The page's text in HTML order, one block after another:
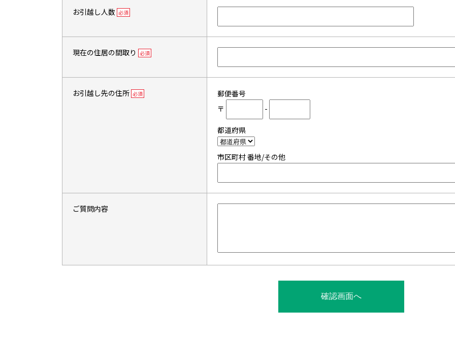
お引越し人数 必須
現在の住居の間取り 必須
お引越し先の住所 必須
郵便番号
〒
-
都道府県
市区町村 番地/その他
ご質問内容